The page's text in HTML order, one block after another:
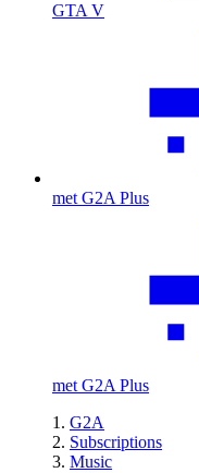
GTA V
met G2A Plus
met G2A Plus
G2A
Subscriptions
Music